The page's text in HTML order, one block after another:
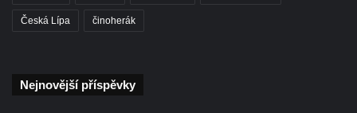
Česká Lípa činoherák
Nejnovější příspěvky